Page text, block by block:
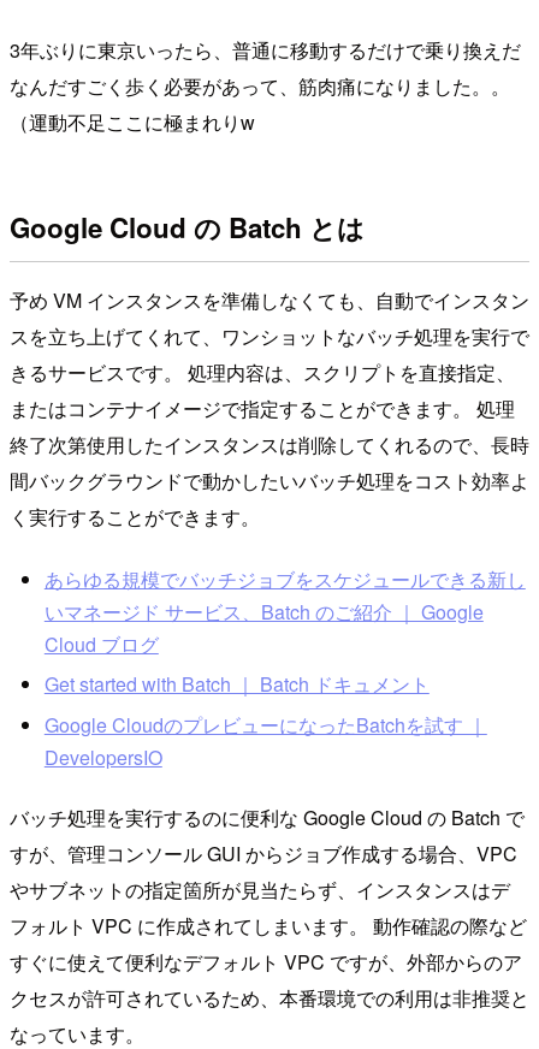
3年ぶりに東京いったら、普通に移動するだけで乗り換えだ
なんだすごく歩く必要があって、筋肉痛になりました。。
（運動不足ここに極まれりw
Google Cloud の Batch とは
予め VM インスタンスを準備しなくても、自動でインスタン
スを立ち上げてくれて、ワンショットなバッチ処理を実行で
きるサービスです。 処理内容は、スクリプトを直接指定、
またはコンテナイメージで指定することができます。 処理
終了次第使用したインスタンスは削除してくれるので、長時
間バックグラウンドで動かしたいバッチ処理をコスト効率よ
く実行することができます。
あらゆる規模でバッチジョブをスケジュールできる新し
いマネージド サービス、Batch のご紹介 ｜ Google
Cloud ブログ
Get started with Batch ｜ Batch ドキュメント
Google CloudのプレビューになったBatchを試す ｜
DevelopersIO
バッチ処理を実行するのに便利な Google Cloud の Batch で
すが、管理コンソール GUI からジョブ作成する場合、VPC
やサブネットの指定箇所が見当たらず、インスタンスはデ
フォルト VPC に作成されてしまいます。 動作確認の際など
すぐに使えて便利なデフォルト VPC ですが、外部からのア
クセスが許可されているため、本番環境での利用は非推奨と
なっています。